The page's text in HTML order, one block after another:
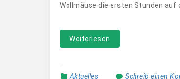
Wollmäuse die ersten Stunden auf
Weiterlesen
Aktuelles Schreib einen